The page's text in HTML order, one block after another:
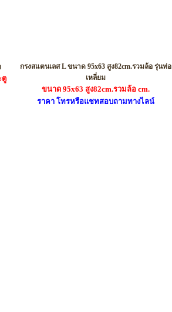
ตู
กรงสแตนเลส L ขนาด 95x63 สูง82cm.รวมล้อ รุ่นท่อ
เหลี่ยม
ขนาด 95x63 สูง82cm.รวมล้อ cm.
ราคา โทรหรือแชทสอบถามทางไลน์